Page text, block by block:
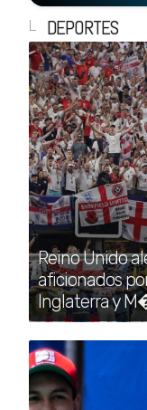
por
El
DEPORTES
Reino Unido
aficionados
Inglaterra y